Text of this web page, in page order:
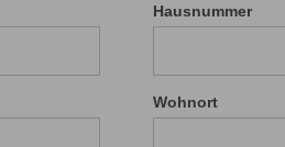
Hausnummer
Wohnort